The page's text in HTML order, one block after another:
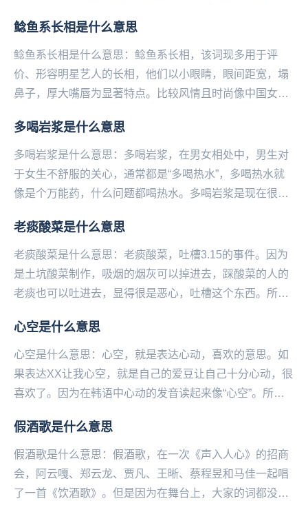
鲶鱼系长相是什么意思
鲶鱼系长相是什么意思：鲶鱼系长相，该词现多用于评
价、形容明星艺人的长相，他们以小眼睛，眼间距宽，塌
鼻子，厚大嘴唇为显著特点。比较风情且时尚像中国女
士、j...
​多喝岩浆是什么意思
多喝岩浆是什么意思：多喝岩浆，在男女相处中，男生对
于女生不舒服的关心，通常都是“多喝热水”，多喝热水就
像是个万能药，什么问题都喝热水。多喝岩浆是现在很多
老痰酸菜是什么意思
老痰酸菜是什么意思：老痰酸菜，吐槽‌‌‌‌‌3.15的事件。因为
是土坑酸菜制作，吸烟的烟灰可以掉进去，踩酸菜的人的
老痰也可以吐进去，显得很是恶心，吐槽这个东西。所以
心空是什么意思
心空是什么意思：心空，就是表达心动，喜欢的意思。如
果表达XX让我心空，就是自己的爱豆让自己十分心动，很
喜欢了。因为在韩语中心动的发音读起来像“心空”。所以
假酒歌是什么意思
假酒歌是什么意思：假酒歌，在一次《声入人心》的招商
会，阿云嘎、郑云龙、贾凡、王晰、蔡程昱和马佳一起唱
了一首《饮酒歌》。但是因为在舞台上，大家的词都没记